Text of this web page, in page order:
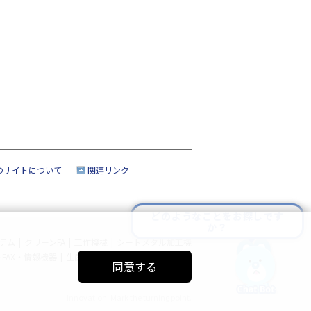
サイトについて 関連リンク
・情報機器 生産管理システム サイトマップ
同意する
どのようなことをお探しです